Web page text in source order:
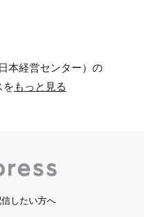
本経営センター）の
をもっと見る
したい方へ